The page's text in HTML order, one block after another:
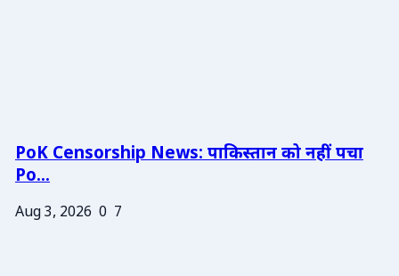
PoK Censorship News: पाकिस्तान को नहीं पचा
Po...
Aug 3, 2026 0 7